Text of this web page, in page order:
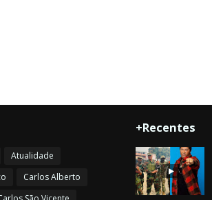
Atualidade
Carlos Alberto
+Recentes